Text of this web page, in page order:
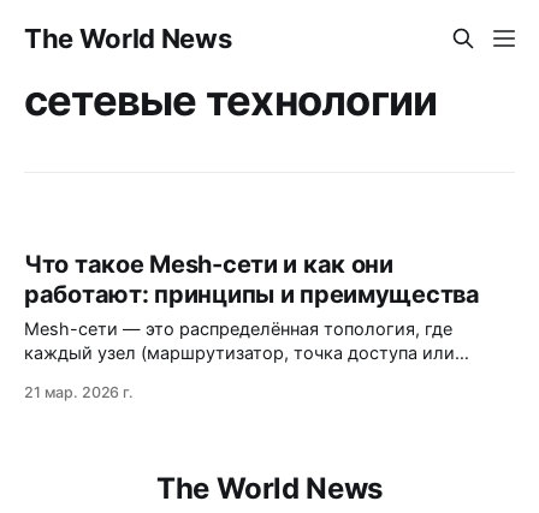
The World News
сетевые технологии
Что такое Mesh-сети и как они
работают: принципы и преимущества
Mesh-сети — это распределённая топология, где
каждый узел (маршрутизатор, точка доступа или
ретранслятор. Такая структура обеспечивает высокую
для больших помещ…
21 мар. 2026 г.
The World News